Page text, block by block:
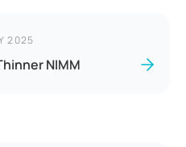
2025
NIMM